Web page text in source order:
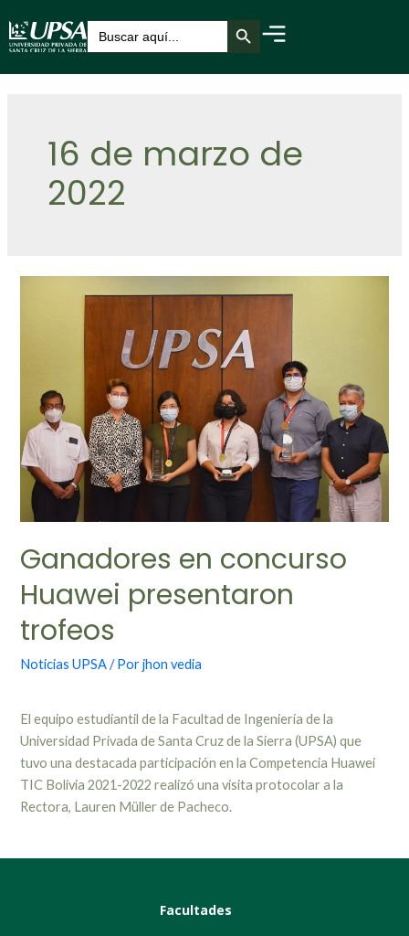
Buscar: Botón de búsqueda
16 de marzo de
2022
Ganadores en concurso
Huawei presentaron
trofeos
Noticias UPSA/ Porjhon vedia
El equipo estudiantil de la Facultad de Ingeniería de la
Universidad Privada de Santa Cruz de la Sierra (UPSA) que
tuvo una destacada participación en la Competencia Huawei
TIC Bolivia 2021-2022 realizó una visita protocolar a la
Rectora, Lauren Müller de Pacheco.
Facultades